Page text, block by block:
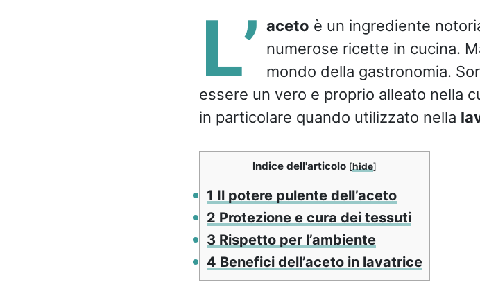
L’ aceto è un ingrediente
numerose ricette in cucina.
mondo della gastronomia.
essere un vero e proprio alleato nella
in particolare quando utilizzato nella
Indice dell'articolo [hide]
1 Il potere pulente dell’aceto
2 Protezione e cura dei tessuti
3 Rispetto per l’ambiente
4 Benefici dell’aceto in lavatrice